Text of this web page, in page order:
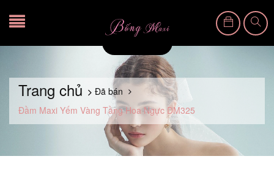
Trang chủ
Đã bán
Đầm Maxi Yếm Vàng Tầng Hoa Ngực DM325